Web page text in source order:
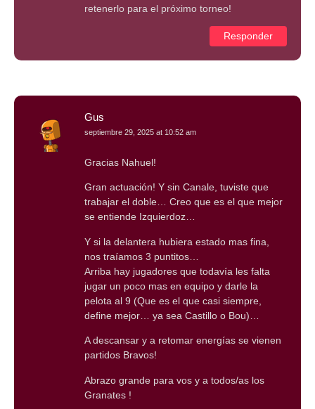
retenerlo para el próximo torneo!
Responder
Gus
septiembre 29, 2025 at 10:52 am
Gracias Nahuel!
Gran actuación! Y sin Canale, tuviste que
trabajar el doble… Creo que es el que mejor
se entiende Izquierdoz…
Y si la delantera hubiera estado mas fina,
nos traíamos 3 puntitos…
Arriba hay jugadores que todavía les falta
jugar un poco mas en equipo y darle la
pelota al 9 (Que es el que casi siempre,
define mejor… ya sea Castillo o Bou)…
A descansar y a retomar energías se vienen
partidos Bravos!
Abrazo grande para vos y a todos/as los
Granates !